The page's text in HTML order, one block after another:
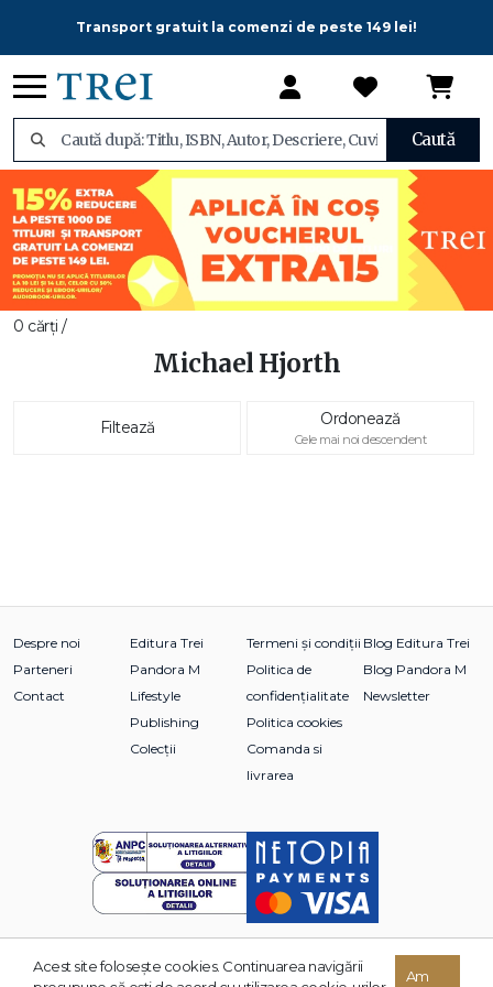
Transport gratuit la comenzi de peste 149 lei!
Caută
0 cărți /
Michael Hjorth
Filtează Ordonează
Cele mai noi descendent
Despre noi
Parteneri
Contact
Editura Trei
Pandora M
Lifestyle
Publishing
Colecții
Termeni și condiții
Politica de
confidențialitate
Politica cookies
Comanda si
livrarea
Blog Editura Trei
Blog Pandora M
Newsletter
© 2026 Grupul Editorial TREI. Toate drepturile rezervate.
Acest site foloseşte cookies. Continuarea navigării
Am